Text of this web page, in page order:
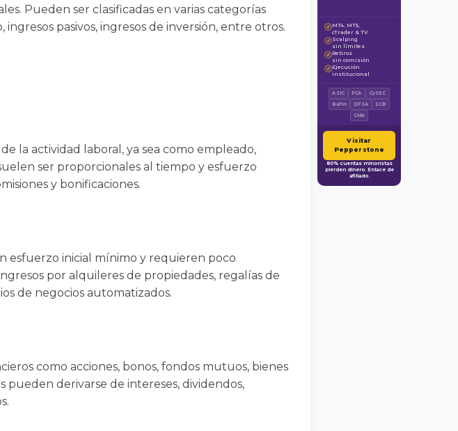
Pueden ser clasificadas en varias categorías
pasivos, ingresos de inversión, entre otros.
la actividad laboral, ya sea como empleado,
ser proporcionales al tiempo y esfuerzo
y bonificaciones.
esfuerzo inicial mínimo y requieren poco
por alquileres de propiedades, regalías de
de negocios automatizados.
como acciones, bonos, fondos mutuos, bienes
pueden derivarse de intereses, dividendos,
✓ MT4, MT5,
cTrader & TV
✓ Scalping
sin límites
✓ Retiros
sin comisión
✓ Ejecución
institucional
ASIC FCA
CySEC
BaFin
DFSA
SCB
CMA
Visitar
Pepperstone
80% cuentas minoristas
pierden dinero. Enlace de
afiliado.